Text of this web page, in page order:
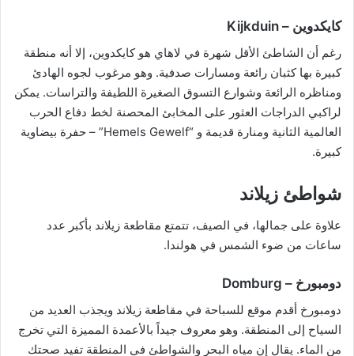
كايكدوين – Kijkduin
رغم أن الشاطئ الأقل شهرة في لاهاي هو كايكدوين، إلا أنه منطقة
كبيرة بها كثبان رائعة ومسارات صدفية. وهو مرغوب لجوه الهادئ
ومناظره الرائعة وشوارع التسوق الصغيرة اللطيفة والتراسات. يمكن
لراكبي الدراجات العثور على المخابئ المحصنة لخط دفاع الحرب
العالمية الثانية ومنارة قديمة و “Hemels Gewelf” – حفرة بيضاوية
كبيرة.
شواطئ زيلاند
علاوة على جمالها، في الصيف، تتمتع مقاطعة زيلاند بأكبر عدد
ساعات من ضوء الشمس في هولندا.
دومبورخ – Domburg
دومبورخ أقدم موقع للسباحة في مقاطعة زيلاند ويجذب العديد من
السياح إلى المنطقة. وهو معروف جيداً بالأعمدة المميزة التي تخرج
من الماء. يقال إن مياه البحر والشواطئ في المنطقة تفيد صحتك